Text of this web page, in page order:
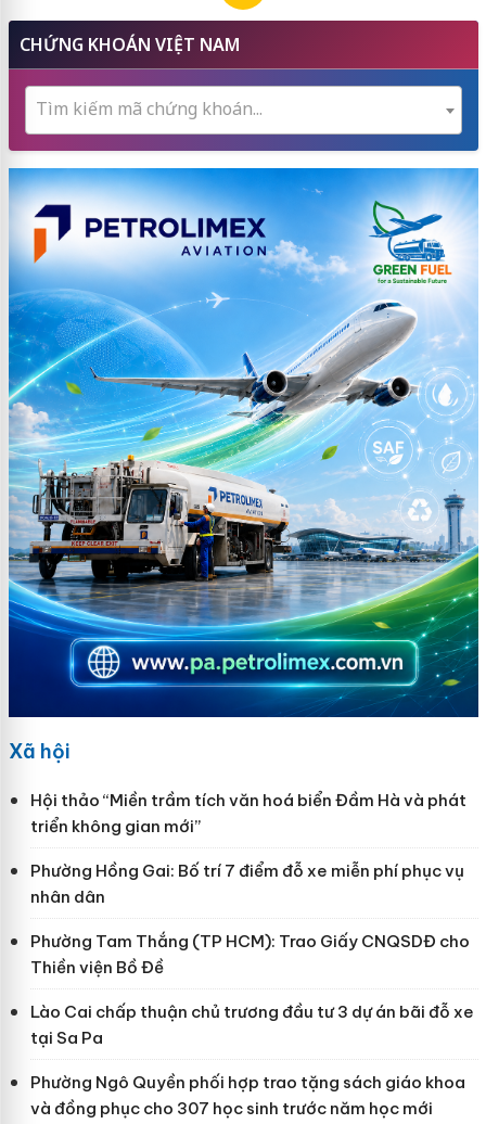
CHỨNG KHOÁN VIỆT NAM
Tìm kiếm mã chứng khoán...
Xã hội
Hội thảo “Miền trầm tích văn hoá biển Đầm Hà và phát
triển không gian mới”
Phường Hồng Gai: Bố trí 7 điểm đỗ xe miễn phí phục vụ
nhân dân
Phường Tam Thắng (TP HCM): Trao Giấy CNQSDĐ cho
Thiền viện Bồ Đề
Lào Cai chấp thuận chủ trương đầu tư 3 dự án bãi đỗ xe
tại Sa Pa
Phường Ngô Quyền phối hợp trao tặng sách giáo khoa
và đồng phục cho 307 học sinh trước năm học mới